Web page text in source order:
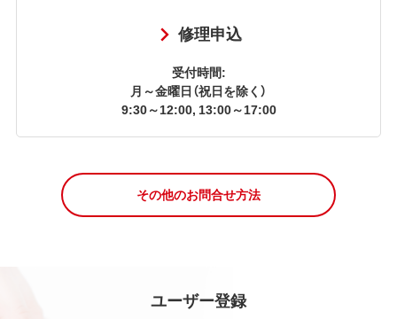
修理申込
受付時間:
月～金曜日（祝日を除く）
9:30～12:00, 13:00～17:00
その他のお問合せ方法
ユーザー登録